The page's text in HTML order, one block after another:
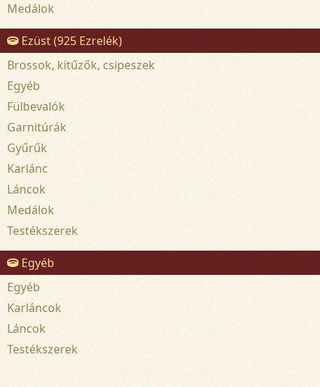
Medálok
Ezüst (925 Ezrelék)
Brossok, kitűzők, csipeszek
Egyéb
Fülbevalók
Garnitúrák
Gyűrűk
Karlánc
Láncok
Medálok
Testékszerek
Egyéb
Egyéb
Karláncok
Láncok
Testékszerek